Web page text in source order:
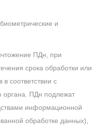
и
ПДн, при
срока обработки или
в соответствии с
органа. ПДн подлежат
информационной
обработке данных),